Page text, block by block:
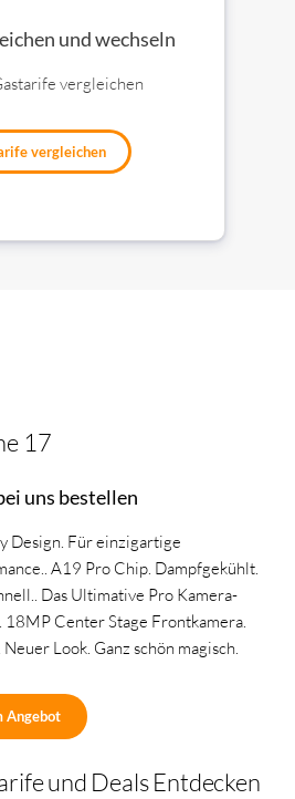
und wechseln
vergleichen
vergleichen
17
uns bestellen
Design. Für einzigartige
A19 Pro Chip. Dampfgekühlt.
Das Ultimative Pro Kamera-
18MP Center Stage Frontkamera.
Look. Ganz schön magisch.
Angebot
und Deals Entdecken